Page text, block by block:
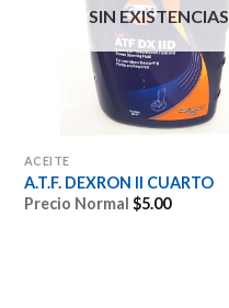
SIN EXISTENCIAS
ACEITE
A.T.F. DEXRON II CUARTO
Precio Normal $5.00